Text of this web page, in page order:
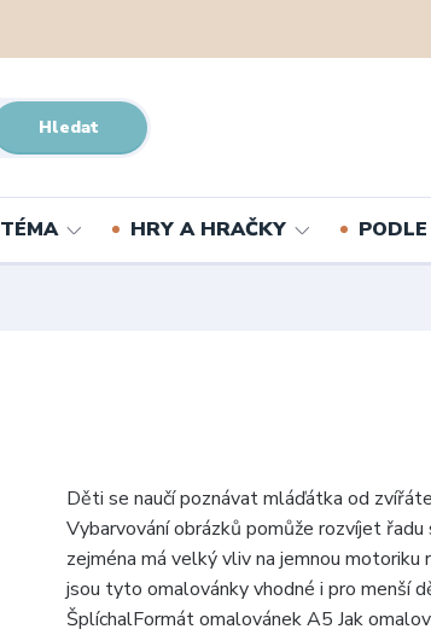
Hledat
TÉMA HRY A HRAČKY
Děti se naučí poznávat mláďátka od
Vybarvování obrázků pomůže rozvíjet
zejména má velký vliv na jemnou motoriku
jsou tyto omalovánky vhodné i pro menší
ŠplíchalFormát omalovánek A5 Jak